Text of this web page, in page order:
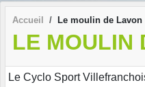
Accueil Le moulin de Lavon
LE MOULIN
Le Cyclo Sport